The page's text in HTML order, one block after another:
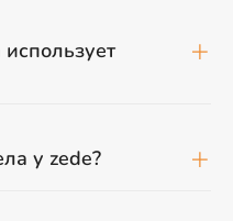
у zede?